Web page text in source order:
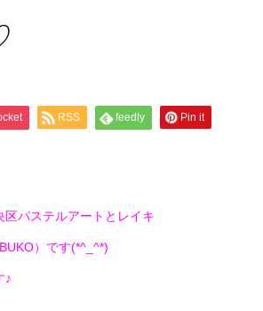
RSS feedly Pin it
区パステルアートとレイキ
）です(*^_^*)
♪